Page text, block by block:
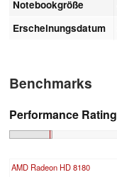
Notebookgröße
Erscheinungsdatum
Benchmarks
Performance Rating
AMD Radeon HD 8180